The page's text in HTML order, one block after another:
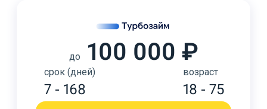
до 100 000 ₽
срок (дней)
7 - 168
возраст
18 - 75